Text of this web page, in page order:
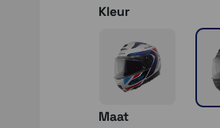
Kleur
Maat